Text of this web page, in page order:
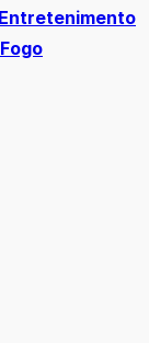
Entretenimento